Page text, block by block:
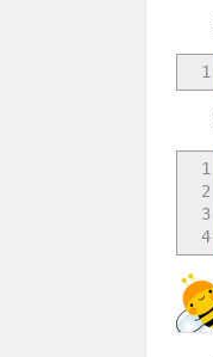
1
1
2
3
4